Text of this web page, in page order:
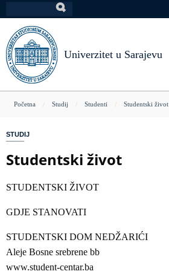
na
glavni
sadržaj
Univerzitet u Sarajevu
You
here
Početna Studij Studenti Studentski život
STUDIJ
Studentski život
STUDENTSKI ŽIVOT
GDJE STANOVATI
STUDENTSKI DOM NEDŽARIĆI
Aleje Bosne srebrene bb
www.student-centar.ba